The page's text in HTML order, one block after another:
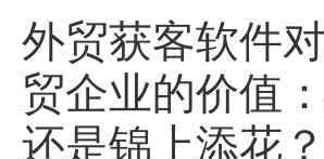
外贸获客软件
贸企业的价值
还是锦上添花？